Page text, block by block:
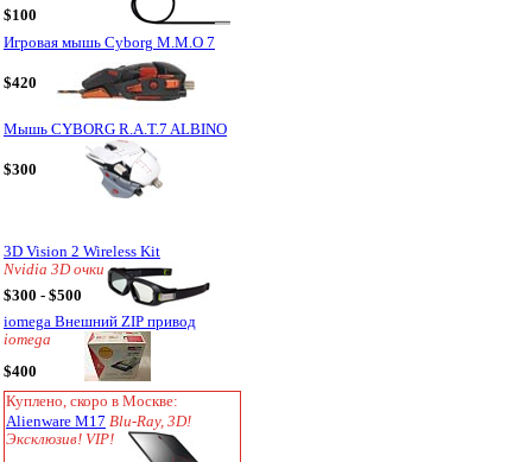
$100
Игровая мышь Cyborg M.M.O 7
$420
Мышь CYBORG R.A.T.7 ALBINO
$300
3D Vision 2 Wireless Kit
Nvidia 3D очки
$300 - $500
iomega Внешний ZIP привод
iomega
$400
Куплено, скоро в Москве:
Alienware M17 Blu-Ray, 3D!
Эксклюзив! VIP!